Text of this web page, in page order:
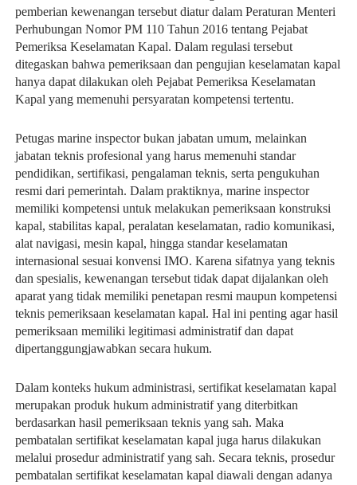
pemberian kewenangan tersebut diatur dalam Peraturan Menteri
Perhubungan Nomor PM 110 Tahun 2016 tentang Pejabat
Pemeriksa Keselamatan Kapal. Dalam regulasi tersebut
ditegaskan bahwa pemeriksaan dan pengujian keselamatan kapal
hanya dapat dilakukan oleh Pejabat Pemeriksa Keselamatan
Kapal yang memenuhi persyaratan kompetensi tertentu.
Petugas marine inspector bukan jabatan umum, melainkan
jabatan teknis profesional yang harus memenuhi standar
pendidikan, sertifikasi, pengalaman teknis, serta pengukuhan
resmi dari pemerintah. Dalam praktiknya, marine inspector
memiliki kompetensi untuk melakukan pemeriksaan konstruksi
kapal, stabilitas kapal, peralatan keselamatan, radio komunikasi,
alat navigasi, mesin kapal, hingga standar keselamatan
internasional sesuai konvensi IMO. Karena sifatnya yang teknis
dan spesialis, kewenangan tersebut tidak dapat dijalankan oleh
aparat yang tidak memiliki penetapan resmi maupun kompetensi
teknis pemeriksaan keselamatan kapal. Hal ini penting agar hasil
pemeriksaan memiliki legitimasi administratif dan dapat
dipertanggungjawabkan secara hukum.
Dalam konteks hukum administrasi, sertifikat keselamatan kapal
merupakan produk hukum administratif yang diterbitkan
berdasarkan hasil pemeriksaan teknis yang sah. Maka
pembatalan sertifikat keselamatan kapal juga harus dilakukan
melalui prosedur administratif yang sah. Secara teknis, prosedur
pembatalan sertifikat keselamatan kapal diawali dengan adanya